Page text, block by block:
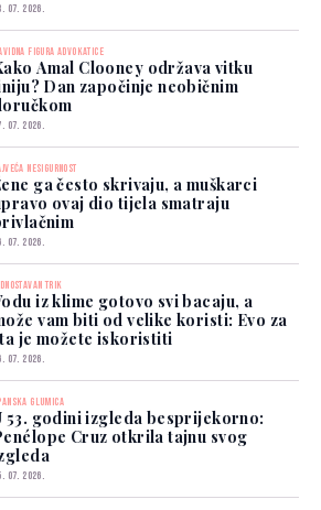
07. 2026.
FIGURA ADVOKATICE
Amal Clooney održava vitku
Dan započinje neobičnim
07. 2026.
NESIGURNOST
ga često skrivaju, a muškarci
ovaj dio tijela smatraju
07. 2026.
TRIK
iz klime gotovo svi bacaju, a
vam biti od velike koristi: Evo za
je možete iskoristiti
07. 2026.
GLUMICA
53. godini izgleda besprijekorno:
Cruz otkrila tajnu svog
07. 2026.